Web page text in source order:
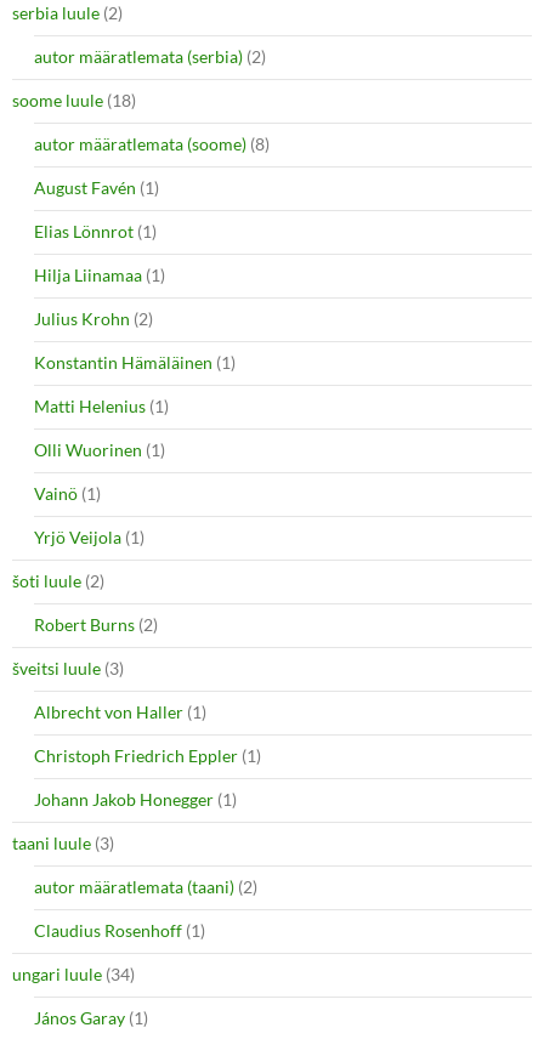
serbia luule (2)
autor määratlemata (serbia) (2)
soome luule (18)
autor määratlemata (soome) (8)
August Favén (1)
Elias Lönnrot (1)
Hilja Liinamaa (1)
Julius Krohn (2)
Konstantin Hämäläinen (1)
Matti Helenius (1)
Olli Wuorinen (1)
Vainö (1)
Yrjö Veijola (1)
šoti luule (2)
Robert Burns (2)
šveitsi luule (3)
Albrecht von Haller (1)
Christoph Friedrich Eppler (1)
Johann Jakob Honegger (1)
taani luule (3)
autor määratlemata (taani) (2)
Claudius Rosenhoff (1)
ungari luule (34)
János Garay (1)